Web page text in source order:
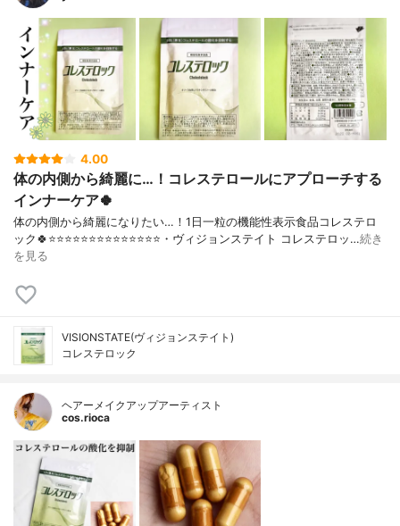
4.00
体の内側から綺麗に…！コレステロールにアプローチする
インナーケア🍀
体の内側から綺麗になりたい…！1日一粒の機能性表示食品コレステロ
ック🍀⭐️⭐️⭐️⭐️⭐️⭐️⭐️⭐️⭐️⭐️⭐️⭐️⭐️⭐️・ヴィジョンステイト コレステロッ…続き
を見る
VISIONSTATE(ヴィジョンステイト)
コレステロック
ヘアーメイクアップアーティスト
cos.rioca